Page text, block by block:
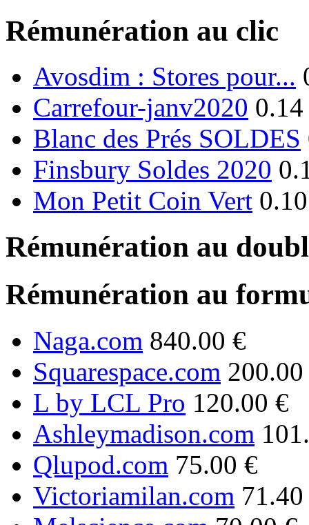
Rémunération au clic
Avosdim : Stores pour...
Carrefour-janv2020
Blanc des Prés SOLDES
Finsbury Soldes 2020
Mon Petit Coin Vert
Rémunération au
Rémunération au
Naga.com 840.00 €
Squarespace.com
L by LCL Pro 120.00 €
Ashleymadison.com
Qlupod.com 75.00 €
Victoriamilan.com